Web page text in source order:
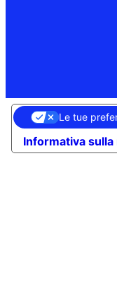
Informativa
Le tue